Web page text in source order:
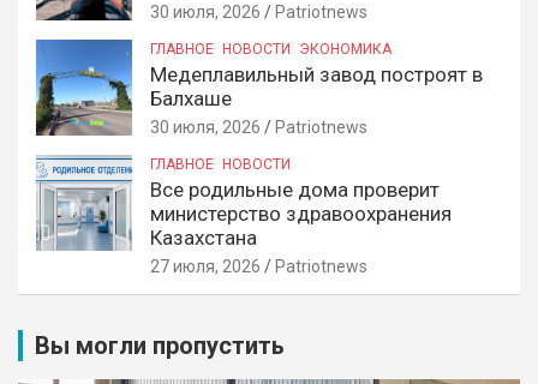
30 июля, 2026 Patriotnews
ГЛАВНОЕ НОВОСТИ ЭКОНОМИКА
Медеплавильный завод построят в
Балхаше
30 июля, 2026 Patriotnews
ГЛАВНОЕ НОВОСТИ
Все родильные дома проверит
министерство здравоохранения
Казахстана
27 июля, 2026 Patriotnews
Вы могли пропустить